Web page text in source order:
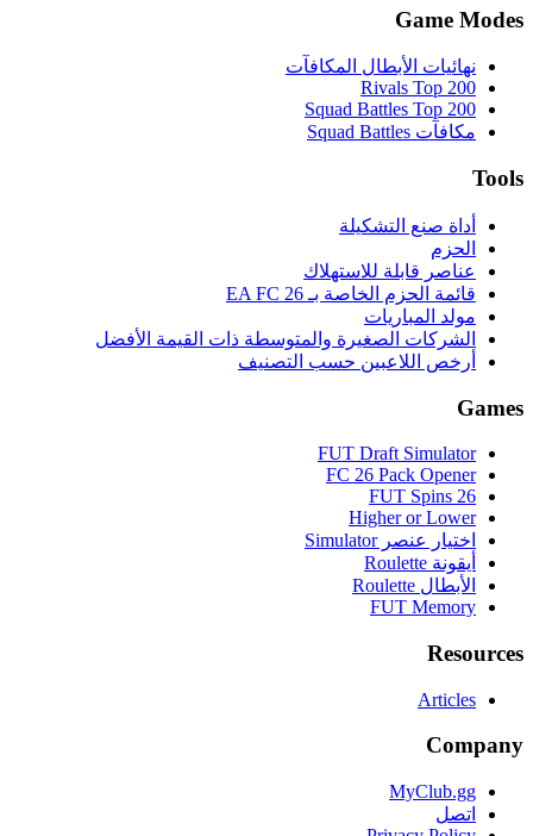
Game Modes
نهائيات الأبطال المكافآت
Rivals Top 200
Squad Battles Top 200
مكافآت Squad Battles
Tools
أداة صنع التشكيلة
الحزم
عناصر قابلة للاستهلاك
قائمة الحزم الخاصة بـ EA FC 26
مولد المباريات
الشركات الصغيرة والمتوسطة ذات القيمة الأفضل
أرخص اللاعبين حسب التصنيف
Games
FUT Draft Simulator
FC 26 Pack Opener
FUT Spins 26
Higher or Lower
اختيار عنصر Simulator
أيقونة Roulette
الأبطال Roulette
FUT Memory
Resources
Articles
Company
MyClub.gg
اتصل